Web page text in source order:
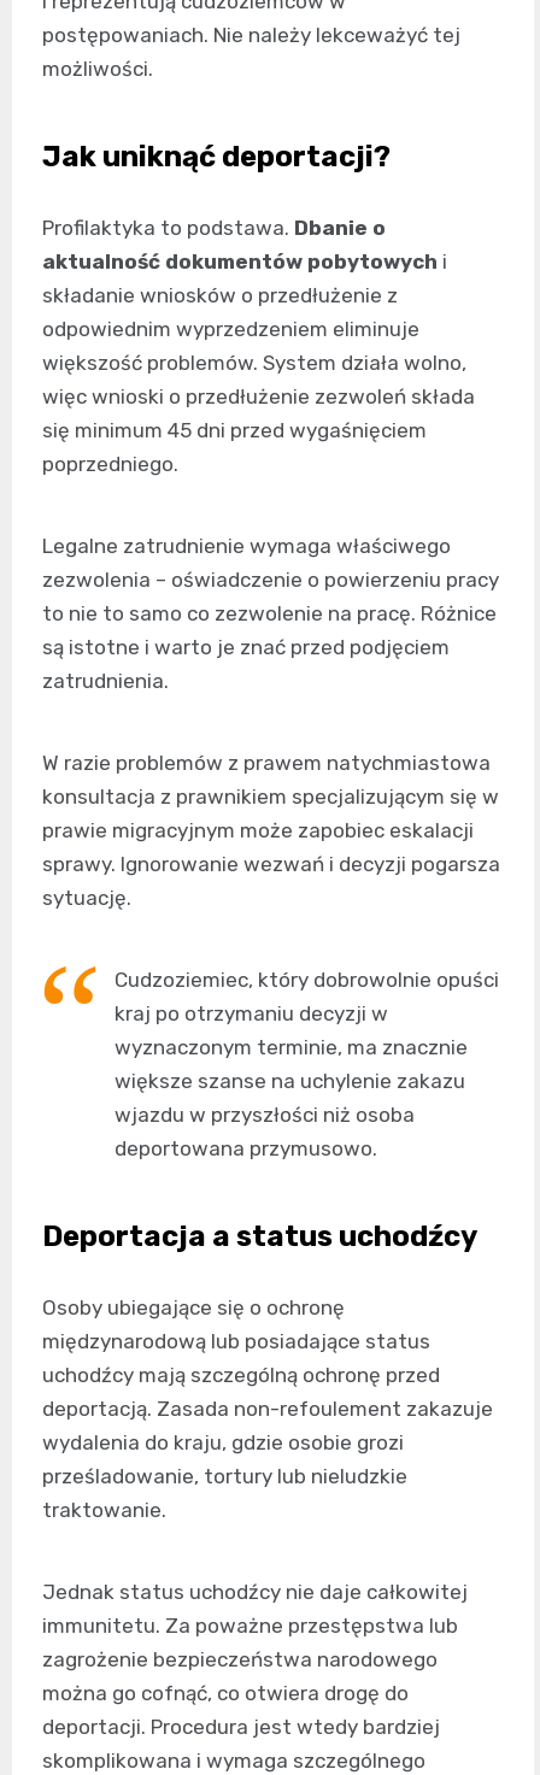
postępowaniach. Nie należy lekceważyć tej
możliwości.
Jak uniknąć deportacji?
Profilaktyka to podstawa. Dbanie o
aktualność dokumentów pobytowych i
składanie wniosków o przedłużenie z
odpowiednim wyprzedzeniem eliminuje
większość problemów. System działa wolno,
więc wnioski o przedłużenie zezwoleń składa
się minimum 45 dni przed wygaśnięciem
poprzedniego.
Legalne zatrudnienie wymaga właściwego
zezwolenia – oświadczenie o powierzeniu pracy
to nie to samo co zezwolenie na pracę. Różnice
są istotne i warto je znać przed podjęciem
zatrudnienia.
W razie problemów z prawem natychmiastowa
konsultacja z prawnikiem specjalizującym się w
prawie migracyjnym może zapobiec eskalacji
sprawy. Ignorowanie wezwań i decyzji pogarsza
sytuację.
Cudzoziemiec, który dobrowolnie opuści
kraj po otrzymaniu decyzji w
wyznaczonym terminie, ma znacznie
większe szanse na uchylenie zakazu
wjazdu w przyszłości niż osoba
deportowana przymusowo.
Deportacja a status uchodźcy
Osoby ubiegające się o ochronę
międzynarodową lub posiadające status
uchodźcy mają szczególną ochronę przed
deportacją. Zasada non-refoulement zakazuje
wydalenia do kraju, gdzie osobie grozi
prześladowanie, tortury lub nieludzkie
traktowanie.
Jednak status uchodźcy nie daje całkowitej
immunitetu. Za poważne przestępstwa lub
zagrożenie bezpieczeństwa narodowego
można go cofnąć, co otwiera drogę do
deportacji. Procedura jest wtedy bardziej
skomplikowana i wymaga szczególnego